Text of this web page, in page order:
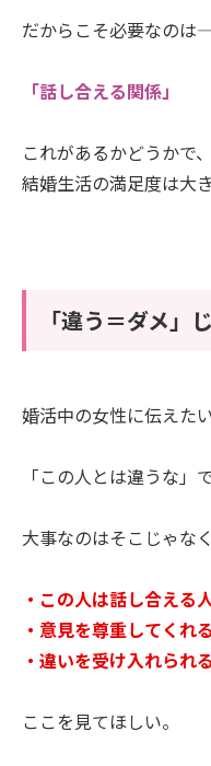
だからこそ必要なのは――
「話し合える関係」
これがあるかどうかで、
結婚生活の満足度は大
「違う＝ダメ」
婚活中の女性に伝えた
「この人とは違うな」
大事なのはそこじゃな
・この人は話し合える
・意見を尊重してくれ
・違いを受け入れられ
ここを見てほしい。